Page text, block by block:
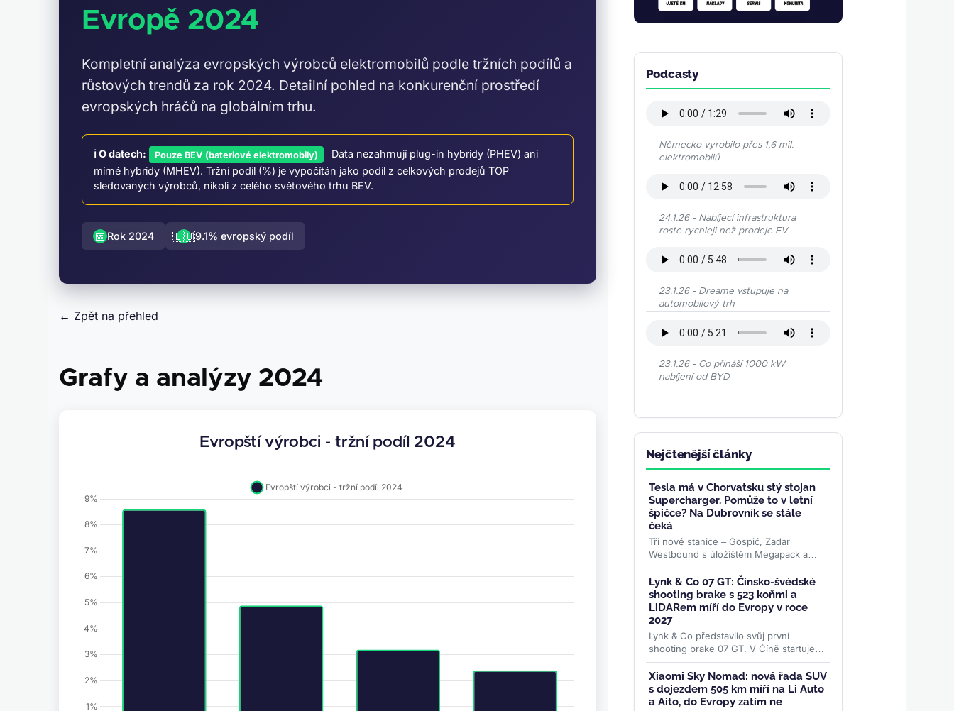
Evropě 2024
Kompletní analýza evropských výrobců elektromobilů podle tržních podílů a
růstových trendů za rok 2024. Detailní pohled na konkurenční prostředí
evropských hráčů na globálním trhu.
ℹ️ O datech: Pouze BEV (bateriové elektromobily)
Data nezahrnují plug-in hybridy (PHEV) ani
mírné hybridy (MHEV). Tržní podíl (%) je vypočítán jako podíl z celkových prodejů TOP
sledovaných výrobců, nikoli z celého světového trhu BEV.
📅Rok 2024 🇪🇺19.1% evropský podíl
← Zpět na přehled
Grafy a analýzy 2024
Evropští výrobci - tržní podíl 2024
Podcasty
Německo vyrobilo přes 1,6 mil.
elektromobilů
24.1.26 - Nabíjecí infrastruktura
roste rychleji než prodeje EV
23.1.26 - Dreame vstupuje na
automobilový trh
23.1.26 - Co přináší 1000 kW
nabíjení od BYD
Nejčtenější články
Tesla má v Chorvatsku stý stojan
Supercharger. Pomůže to v letní
špičce? Na Dubrovník se stále
čeká
Tři nové stanice – Gospić, Zadar
Westbound s úložištěm Megapack a
Vrata Jadrana – poslaly chorvatskou síť
Superchargerů přes sto...>>
Lynk & Co 07 GT: Čínsko-švédské
shooting brake s 523 koňmi a
LiDARem míří do Evropy v roce
2027
Lynk & Co představilo svůj první
shooting brake 07 GT. V Číně startuje
předprodej na 165 800 jüanech (~570
000 Kč), špičková čtyřkolka...>>
Xiaomi Sky Nomad: nová řada SUV
s dojezdem 505 km míří na Li Auto
a Aito, do Evropy zatím ne